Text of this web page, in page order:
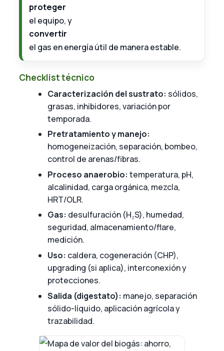
proteger
el equipo, y
convertir
el gas en energía útil de manera estable.
Checklist técnico
Caracterización del sustrato: sólidos,
grasas, inhibidores, variación por
temporada.
Pretratamiento y manejo:
homogeneización, separación, bombeo,
control de arenas/fibras.
Proceso anaerobio: temperatura, pH,
alcalinidad, carga orgánica, mezcla,
HRT/OLR.
Gas: desulfuración (H₂S), humedad,
seguridad, almacenamiento/flare,
medición.
Uso: caldera, cogeneración (CHP),
upgrading (si aplica), interconexión y
protecciones.
Salida (digestato): manejo, separación
sólido-líquido, aplicación agrícola y
trazabilidad.